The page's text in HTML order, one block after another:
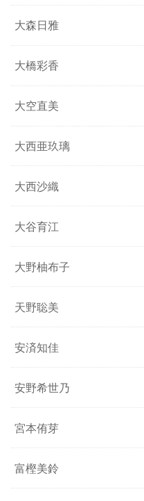
大森日雅
大橋彩香
大空直美
大西亜玖璃
大西沙織
大谷育江
大野柚布子
天野聡美
安済知佳
安野希世乃
宮本侑芽
富樫美鈴